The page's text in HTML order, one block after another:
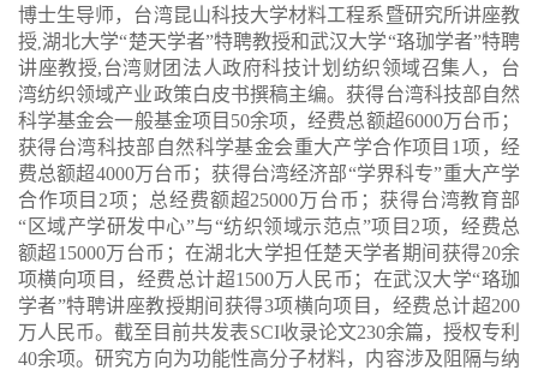
博士生导师， 台湾昆山科技大学材料工程系暨研究所讲座教
授 湖北大学“楚天学者”特聘教授和武汉大学“珞珈学者”特聘
讲座教授,台湾财团法人政府科技计划纺织领域召集人 ， 台
湾纺织领域产业政策白皮书撰稿主编。获得台湾科技部自然
科学基金会一般基金项目 50余项，经费总额超6000万台币 ；
获得台湾科技部自然科学基金会重大产学合作项目 1项，经
费总额超4000万台币 ； 获得台湾经济部“学界科专”重大产学
合作项目 2项；总经费额超25000万台币 ； 获得台湾教育部
“ 区域产学研发中心”与“纺织领域示范点”项目 2项，经费总
额超15000万台币 ； 在湖北大学担任楚天学者期间获得20余
项横向项目，经费总计超1500万人民币；在武汉大学“珞珈
学者”特聘讲座教授期间获得3项横向项目，经费总计超200
万人民币。截至目前共发表SCI收录论文230余篇，授权专利
40余项。研究方向为功能性高分子材料，内容涉及阻隔与纳